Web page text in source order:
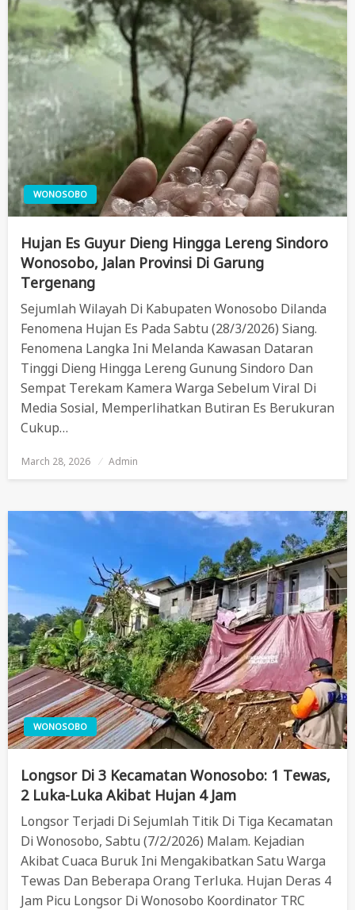
WONOSOBO
Hujan Es Guyur Dieng Hingga Lereng Sindoro
Wonosobo, Jalan Provinsi Di Garung
Tergenang
Sejumlah Wilayah Di Kabupaten Wonosobo Dilanda
Fenomena Hujan Es Pada Sabtu (28/3/2026) Siang.
Fenomena Langka Ini Melanda Kawasan Dataran
Tinggi Dieng Hingga Lereng Gunung Sindoro Dan
Sempat Terekam Kamera Warga Sebelum Viral Di
Media Sosial, Memperlihatkan Butiran Es Berukuran
Cukup…
Posted
March 28, 2026 Admin
WONOSOBO
Longsor Di 3 Kecamatan Wonosobo: 1 Tewas,
2 Luka-Luka Akibat Hujan 4 Jam
Longsor Terjadi Di Sejumlah Titik Di Tiga Kecamatan
Di Wonosobo, Sabtu (7/2/2026) Malam. Kejadian
Akibat Cuaca Buruk Ini Mengakibatkan Satu Warga
Tewas Dan Beberapa Orang Terluka. Hujan Deras 4
Jam Picu Longsor Di Wonosobo Koordinator TRC